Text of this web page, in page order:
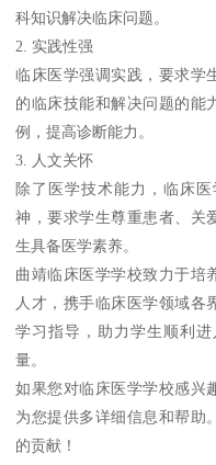
科知识解决临床问题。
2. 实践性强
临床医学强调实践，要求学
的临床技能和解决问题的能
例，提高诊断能力。
3. 人文关怀
除了医学技术能力，临床
神，要求学生尊重患者、关
生具备医学素养。
曲靖临床医学学校致力于培
人才，携手临床医学领域各
学习指导，助力学生顺利
量。
如果您对临床医学学校感兴
为您提供多详细信息和帮助
的贡献！